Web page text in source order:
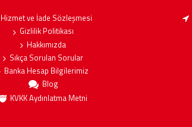
Hizmet ve İade Sözleşmesi
Gizlilik Politikası
Hakkımızda
Sıkça Sorulan Sorular
Banka Hesap Bilgilerimiz
Blog
KVKK Aydınlatma Metni